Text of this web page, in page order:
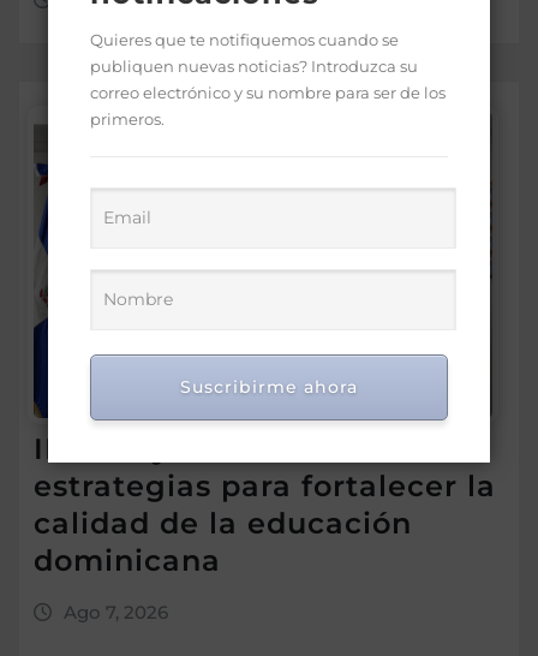
IDEICE y MINERD coordinan
estrategias para fortalecer la
calidad de la educación
dominicana
Ago 7, 2026
Quieres que te notifiquemos cuando se
publiquen nuevas noticias? Introduzca su
correo electrónico y su nombre para ser de los
primeros.
Suscribirme ahora